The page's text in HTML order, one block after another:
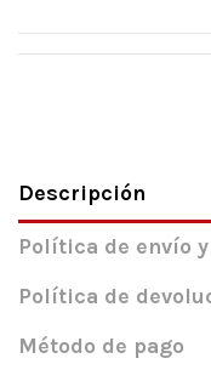
Descripción
Política de envío
Política de
Método de pago